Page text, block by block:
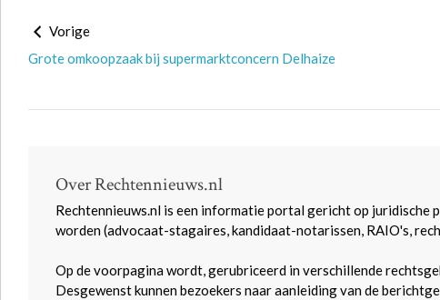
Vorige
Grote omkoopzaak bij supermarktconcern Delhaize
Over Rechtennieuws.nl
Rechtennieuws.nl is een informatie portal gericht op juridische
worden (advocaat-stagaires, kandidaat-notarissen, RAIO's,
Op de voorpagina wordt, gerubriceerd in verschillende
Desgewenst kunnen bezoekers naar aanleiding van de